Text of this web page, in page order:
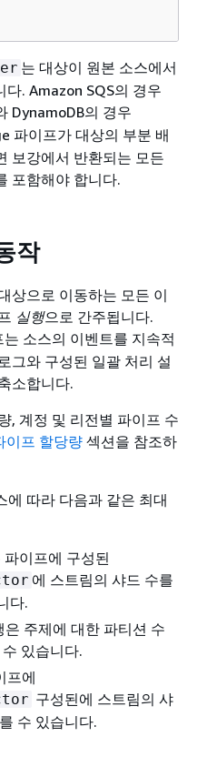
는 대상이 원본 소스에서
. Amazon SQS의 경우
DynamoDB의 경우
파이프가 대상의 부분 배
보강에서 반환되는 모든
포함해야 합니다.
작
상으로 이동하는 모든 이
실행으로 간주됩니다.
소스의 이벤트를 지속적
그와 구성된 일괄 처리 설
소합니다.
, 계정 및 리전별 파이프 수
이프 할당량 섹션을 참조하
에 따라 다음과 같은 최대
이프에 구성된
에 스트림의 샤드 수를
다.
은 주제에 대한 파티션 수
있습니다.
프에
구성된에 스트림의 샤
수 있습니다.